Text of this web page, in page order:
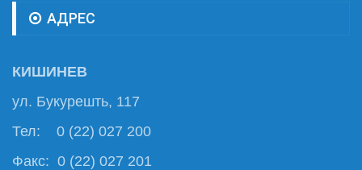
АДРЕС
КИШИНЕВ
ул. Букурешть, 117
Тел: 0 (22) 027 200
Факс: 0 (22) 027 201